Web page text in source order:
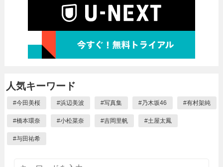
人気キーワード
#今田美桜 #浜辺美波 #写真集 #乃木坂46 #有村架純
#橋本環奈 #小松菜奈 #吉岡里帆 #土屋太鳳
#与田祐希